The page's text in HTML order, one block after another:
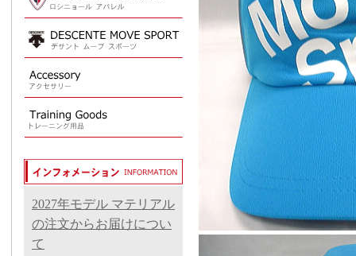
2027年モデル マテリアル
の注文からお届けについ
て